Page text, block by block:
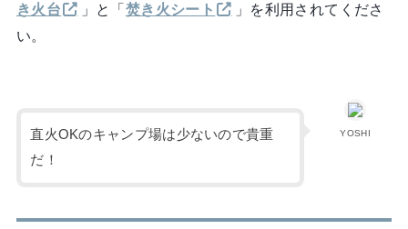
き火台
」と「焚き火シート
」を利用されてくださ
い。
YOSHI
直火OKのキャンプ場は少ないので貴重
だ！